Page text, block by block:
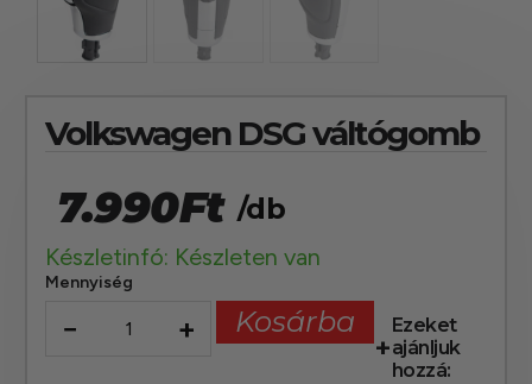
Volkswagen DSG váltógomb
7.990Ft /db
Készletinfó: Készleten van
Mennyiség
− + Kosárba
Ezeket
ajánljuk
hozzá: